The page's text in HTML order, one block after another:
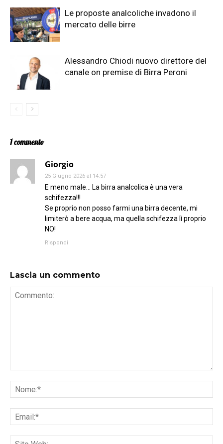
Le proposte analcoliche invadono il
mercato delle birre
Alessandro Chiodi nuovo direttore del
canale on premise di Birra Peroni
1 commento
Giorgio
25 Giugno 2026 at 14:57
E meno male… La birra analcolica è una vera
schifezza!!!
Se proprio non posso farmi una birra decente, mi
limiterò a bere acqua, ma quella schifezza lì proprio
NO!
Rispondi
Lascia un commento